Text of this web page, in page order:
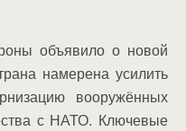
объявило о новой
намерена усилить
вооружённых
с НАТО. Ключевые